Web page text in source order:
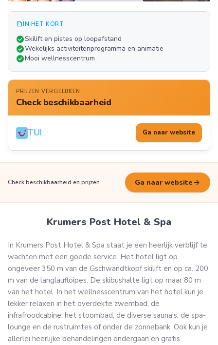
summarizeIN HET KORT
check_circleSkilift en pistes op loopafstand
check_circleWekelijks activiteitenprogramma en animatie
check_circleMooi wellnesscentrum
PRIJZEN VERGELIJKEN
Check beschikbaarheid
TUI Ga naar website
Check beschikbaarheid en prijzen Ga naar website arrow_forward
Krumers Post Hotel & Spa
In Krumers Post Hotel & Spa staat je een heerlijk verblijf te
wachten met een goede service. Het hotel ligt op
ongeveer 350 m van de Gschwandtkopf skilift en op ca. 200
m van de langlaufloipes. De skibushalte ligt op maar 80 m
van het hotel. In het wellnesscentrum van het hotel kun je
lekker relaxen in het overdekte zwembad, de
infrafroodcabine, het stoombad, de diverse sauna’s, de spa-
lounge en de rustruimtes of onder de zonnebank. Ook kun je
allerlei heerlijke behandelingen ondergaan en gratis